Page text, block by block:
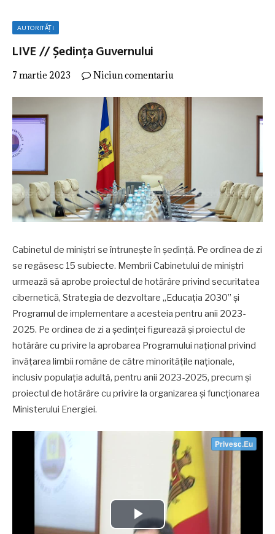
AUTORITĂȚI
LIVE // Ședința Guvernului
7 martie 2023 Niciun comentariu
Cabinetul de miniștri se întrunește în ședință. Pe ordinea de zi
se regăsesc 15 subiecte. Membrii Cabinetului de miniștri
urmează să aprobe proiectul de hotărâre privind securitatea
cibernetică, Strategia de dezvoltare „Educația 2030” și
Programul de implementare a acesteia pentru anii 2023-
2025. Pe ordinea de zi a ședinței figurează și proiectul de
hotărâre cu privire la aprobarea Programului național privind
învățarea limbii române de către minoritățile naționale,
inclusiv populația adultă, pentru anii 2023-2025, precum și
proiectul de hotărâre cu privire la organizarea și funcționarea
Ministerului Energiei.